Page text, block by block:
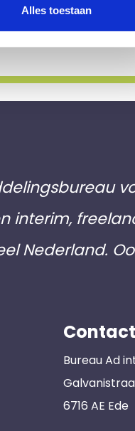
Alles toestaan
en je zit nergens
interim,
Nederland.
Contact
Bureau Ad
6716 AE Ede